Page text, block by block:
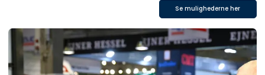
Se mulighederne her